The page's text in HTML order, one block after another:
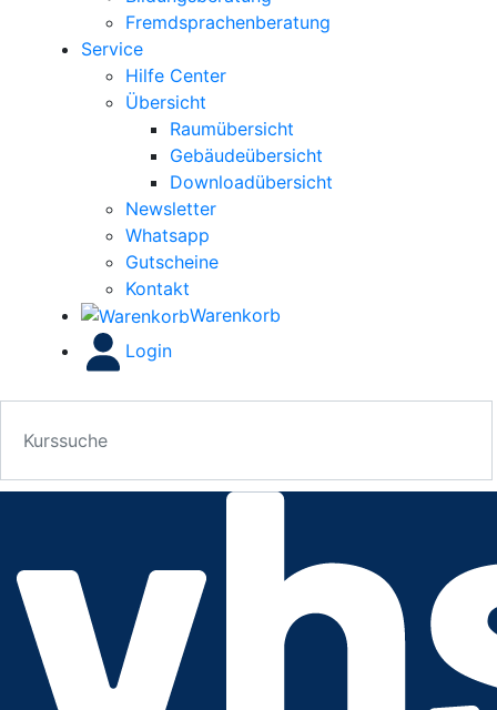
Fremdsprachenberatung
Service
Hilfe Center
Übersicht
Raumübersicht
Gebäudeübersicht
Downloadübersicht
Newsletter
Whatsapp
Gutscheine
Kontakt
Warenkorb
Login